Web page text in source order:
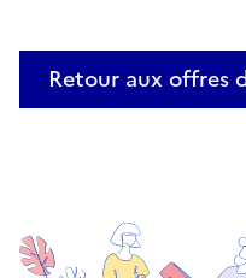
Retour aux offres